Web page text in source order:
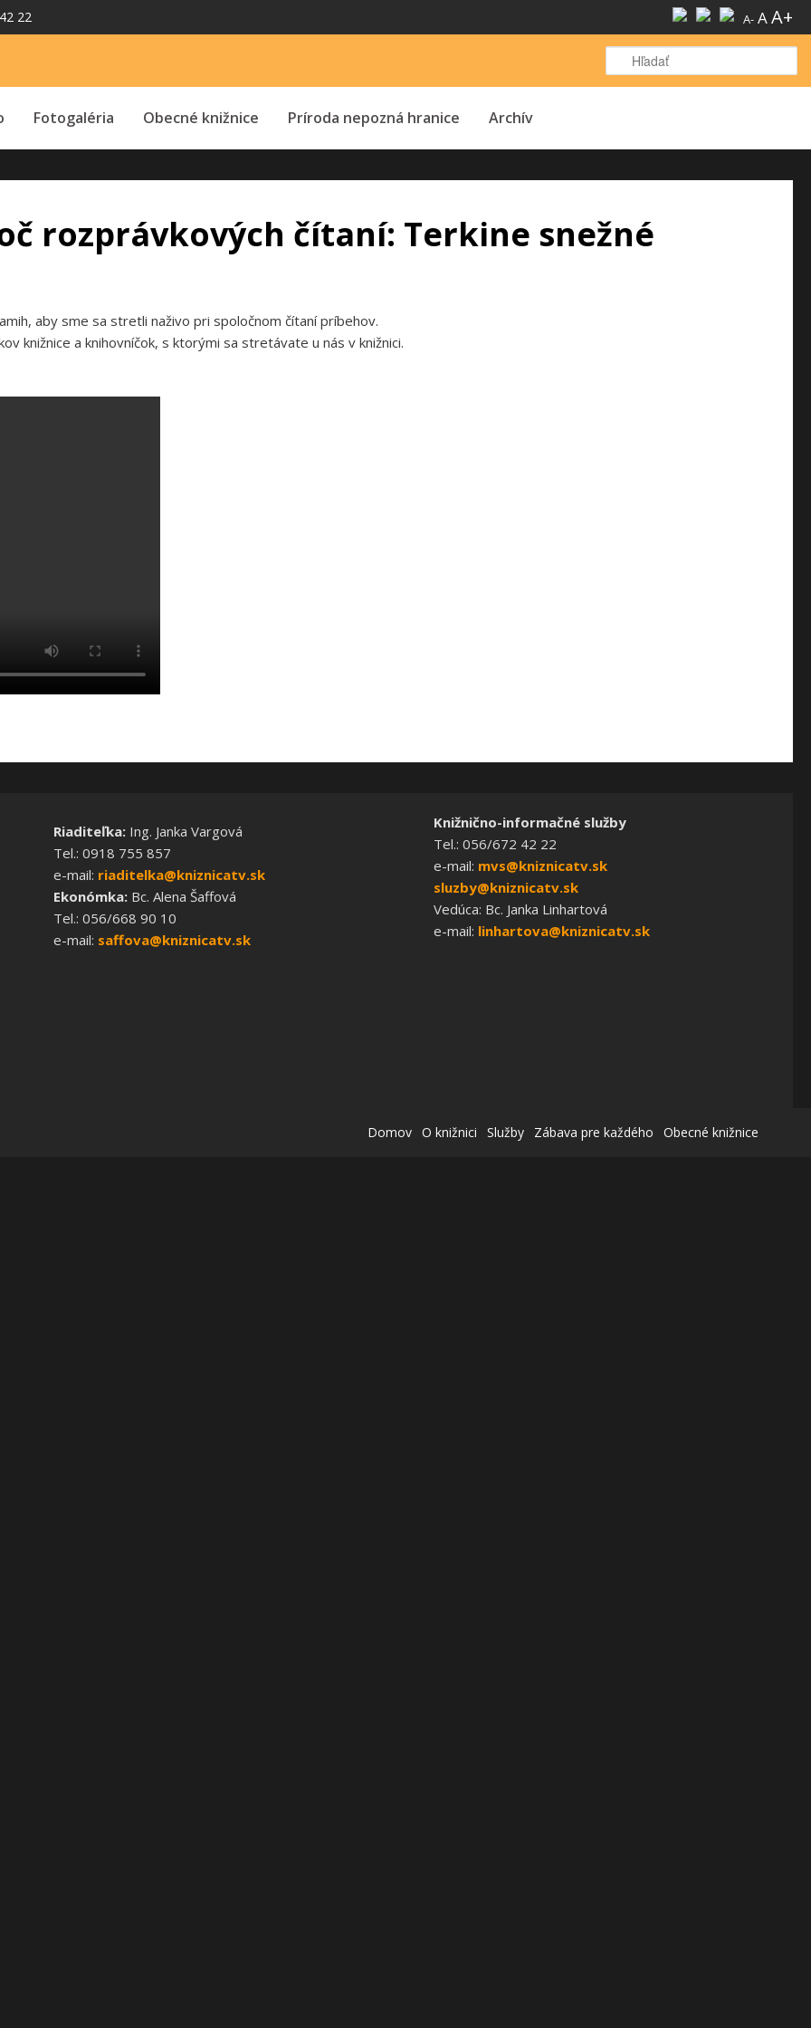
22 A- AA+
Fotogaléria Obecné knižnice Príroda nepozná hranice Archív
rozprávkových čítaní: Terkine snežné
aby sme sa stretli naživo pri spoločnom čítaní príbehov.
knižnice a knihovníčok, s ktorými sa stretávate u nás v knižnici.
Riaditeľka:Ing. Janka Vargová
Tel.: 0918 755 857
e-mail: riaditelka@kniznicatv.sk
Ekonómka:Bc. Alena Šaffová
Tel.: 056/668 90 10
e-mail: saffova@kniznicatv.sk
Knižnično-informačné služby
Tel.: 056/672 42 22
e-mail: mvs@kniznicatv.sk
sluzby@kniznicatv.sk
Vedúca: Bc. Janka Linhartová
e-mail: linhartova@kniznicatv.sk
Domov O knižnici Služby Zábava pre každého Obecné knižnice